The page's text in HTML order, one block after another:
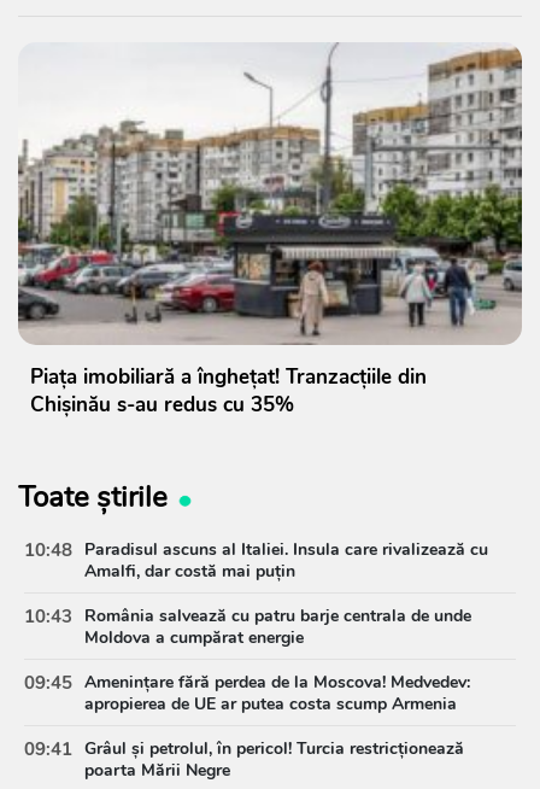
Piața imobiliară a înghețat! Tranzacțiile din
Chișinău s-au redus cu 35%
Toate știrile
10:48 Paradisul ascuns al Italiei. Insula care rivalizează cu
Amalfi, dar costă mai puțin
10:43
România salvează cu patru barje centrala de unde
Moldova a cumpărat energie
09:45 Amenințare fără perdea de la Moscova! Medvedev:
apropierea de UE ar putea costa scump Armenia
09:41 Grâul și petrolul, în pericol! Turcia restricționează
poarta Mării Negre